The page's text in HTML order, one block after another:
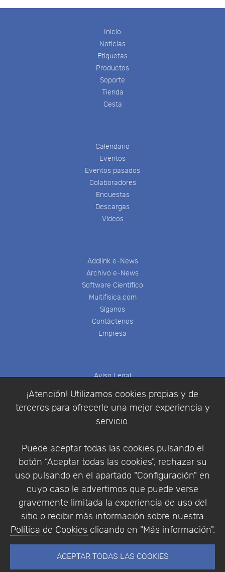
¡Atención! Utilizamos cookies propias y de
terceros para ofrecerle una mejor experiencia y
servicio.
Puede aceptar todas las cookies pulsando el
botón “Aceptar todas las cookies”, rechazar su
uso pulsando en el apartado "Configuración" en
cuyo caso le advertimos que puede verse
gravemente limitada la experiencia de uso del
sitio o recibir más información sobre nuestra
Política de Cookies clicando en "Más información".
ACEPTAR TODAS LAS COOKIES
Inicio
Noticias
Etiquetas
Productos
Soporte
Tienda
Cesta
Calendario
Eventos
Eventos pasados
Colaboradores
Encuestas
Descargas
Videos
Addlink e-News
Archivo e-News
Software Científico
Multifisica.com
Síganos
Contáctenos
Empresa
Aviso Legal
Política de Privacidad
Condiciones de compra
Identificarse
Empresa|Aviso Legal| Política de Privacidad |
Política de Cookies
© Copyright 1994 - 2026. Addlink Software
Científico, S.L.
Portugal.